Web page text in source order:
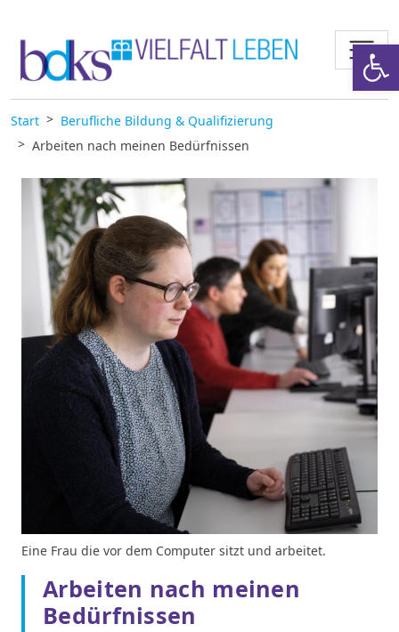
Start
Berufliche Bildung & Qualifizierung
Arbeiten nach meinen Bedürfnissen
Eine Frau die vor dem Computer sitzt und arbeitet.
Arbeiten nach meinen
Bedürfnissen